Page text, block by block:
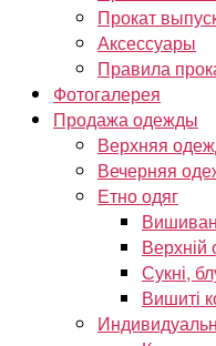
Прокат
Аксессуары
Правила
Фотогалерея
Продажа одежды
Верхняя
Вечерняя
Етно одяг
Сукні,
Вишиті